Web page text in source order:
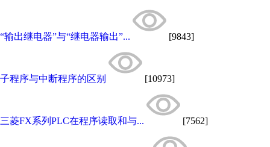
“输出继电器”与“继电器输出”... [9843]
子程序与中断程序的区别 [10973]
三菱FX系列PLC在程序读取和与... [7562]